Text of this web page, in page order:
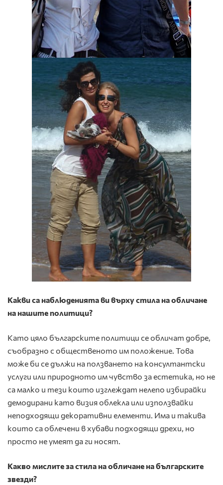
Какви са наблюденията ви върху стила на обличане
на нашите политици?
Като цяло българските политици се обличат добре,
съобразно с общественото им положение. Това
може би се дължи на ползването на консултантски
услуги или природното им чувство за естетика, но не
са малко и тези които изглеждат нелепо избирайки
демодирани като визия облекла или използвайки
неподходящи декоративни елементи. Има и такива
които са облечени в хубави подходящи дрехи, но
просто не умеят да ги носят.
Какво мислите за стила на обличане на българските
звезди?